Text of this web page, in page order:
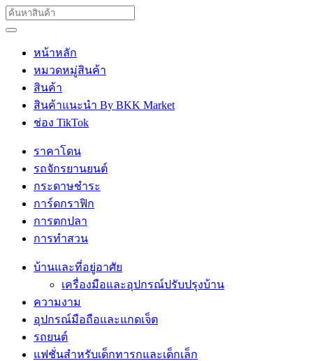
หน้าหลัก
หมวดหมู่สินค้า
สินค้า
สินค้าแนะนำ By BKK Market
ช่อง TikTok
ราคาโดน
รถจักรยานยนต์
กระดาษชำระ
การ์ดกราฟิก
การตกปลา
การทำสวน
บ้านและที่อยู่อาศัย
เครื่องมือและอุปกรณ์ปรับปรุงบ้าน
ความงาม
อุปกรณ์มือถือและแกดเจ็ต
รถยนต์
แฟชั่นสำหรับเด็กทารกและเด็กเล็ก